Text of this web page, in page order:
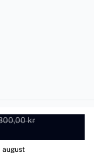
kr
august
2026